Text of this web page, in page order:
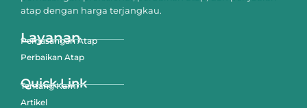
atap dengan harga terjangkau.
Layanan
Pemasangan Atap
Perbaikan Atap
Quick Link
Tentang Kami
Artikel